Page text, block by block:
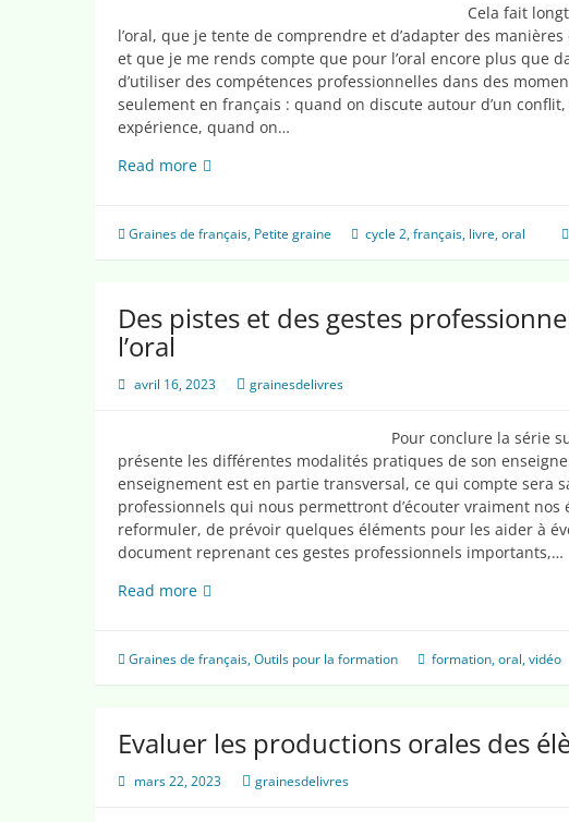
Cela fait
l’oral, que je tente de comprendre et d’adapter des
et que je me rends compte que pour l’oral encore plus que
d’utiliser des compétences professionnelles dans des
seulement en français : quand on discute autour d’un
expérience, quand on…
Read more33
plus
pour
Graines de français, Petite graine cycle 2,français, livre,oral
Des pistes et des gestes
l’oral
avril 16, 2023 grainesdelivres
Pour conclure la série
présente les différentes modalités pratiques de son
enseignement est en partie transversal, ce qui compte sera
professionnels qui nous permettront d’écouter vraiment nos
reformuler, de prévoir quelques éléments pour les aider à
document reprenant ces gestes professionnels importants,…
Read moreDes
des
gestes
enseigner
l’oral
Graines de français,Outils pour la formation formation,oral,vidéo
Evaluer les productions orales des
mars 22, 2023 grainesdelivres